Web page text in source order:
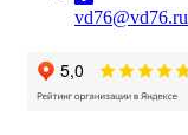
vd76@vd76.ru